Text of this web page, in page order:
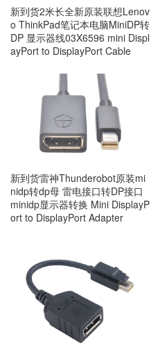
新到货2米长全新原装联想Lenov
o ThinkPad笔记本电脑MiniDP转
DP 显示器线03X6596 mini Displ
ayPort to DisplayPort Cable
新到货雷神Thunderobot原装mi
nidp转dp母 雷电接口转DP接口
minidp显示器转换 Mini DisplayP
ort to DisplayPort Adapter